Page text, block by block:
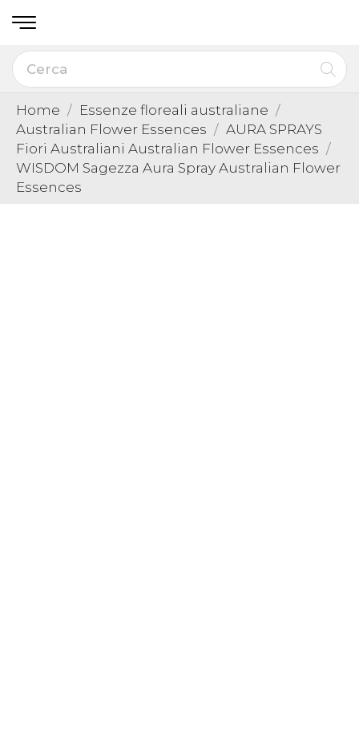
Home
Essenze floreali australiane
Australian Flower Essences
AURA SPRAYS
Fiori Australiani Australian Flower Essences
WISDOM Sagezza Aura Spray Australian Flower
Essences